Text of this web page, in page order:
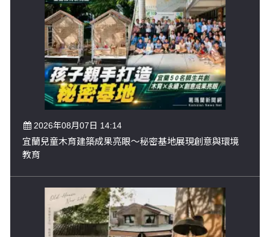
2026年08月07日 14:14
宜蘭兒童木育建築成果亮眼～秘密基地展現創意與環境
教育